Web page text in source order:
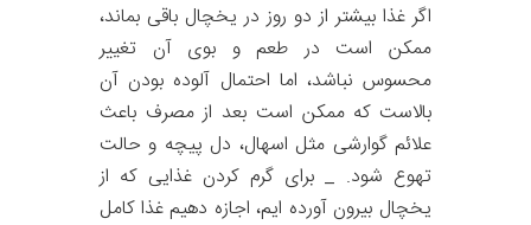
اگر غذا بیشتر از دو روز در یخچال باقی بماند،
ممکن است در طعم و بوی آن تغییر
محسوس نباشد، اما احتمال آلوده بودن آن
بالاست که ممکن است بعد از مصرف باعث
علائم گوارشی مثل اسهال، دل پیچه و حالت
تهوع شود. _ برای گرم کردن غذایی که از
یخچال بیرون آورده ایم، اجازه دهیم غذا کامل